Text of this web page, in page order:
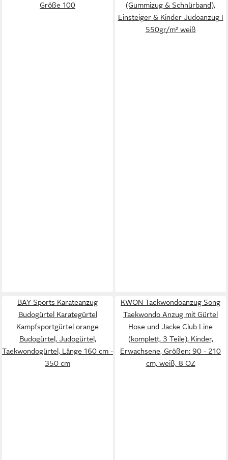
Größe 100
(Gummizug & Schnürband),
Einsteiger & Kinder Judoanzug I
550gr/m² weiß
BAY-Sports Karateanzug
Budogürtel Karategürtel
Kampfsportgürtel orange
Budogürtel, Judogürtel,
Taekwondogürtel, Länge 160 cm -
350 cm
KWON Taekwondoanzug Song
Taekwondo Anzug mit Gürtel
Hose und Jacke Club Line
(komplett, 3 Teile), Kinder,
Erwachsene, Größen: 90 - 210
cm, weiß, 8 OZ